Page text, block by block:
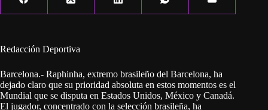
Redacción Deportiva
Barcelona.- Raphinha, extremo brasileño del Barcelona, ha
dejado claro que su prioridad absoluta en estos momentos es el
Mundial que se disputa en Estados Unidos, México y Canadá.
El jugador, concentrado con la selección brasileña, ha